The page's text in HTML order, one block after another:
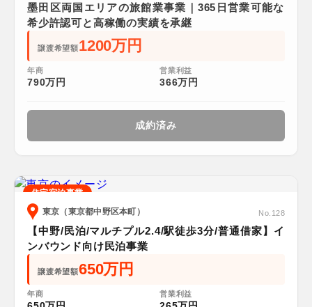
墨田区両国エリアの旅館業事業｜365日営業可能な
希少許認可と高稼働の実績を承継
譲渡希望額1200万円
年商
790万円
営業利益
366万円
成約済み
住宅宿泊事業
東京（東京都中野区本町）
No.128
【中野/民泊/マルチプル2.4/駅徒歩3分/普通借家】イ
ンバウンド向け民泊事業
譲渡希望額650万円
年商 営業利益